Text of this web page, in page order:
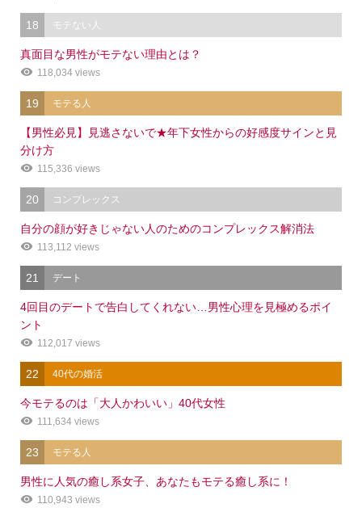
18 モテない人
真面目な男性がモテない理由とは？
118,034 views
19 モテる人
【男性必見】見逃さないで★年下女性からの好感度サインと見
分け方
115,336 views
20 コンプレックス
自分の顔が好きじゃない人のためのコンプレックス解消法
113,112 views
21 デート
4回目のデートで告白してくれない…男性心理を見極めるポイ
ント
112,017 views
22 40代の婚活
今モテるのは「大人かわいい」40代女性
111,634 views
23 モテる人
男性に人気の癒し系女子、あなたもモテる癒し系に！
110,943 views